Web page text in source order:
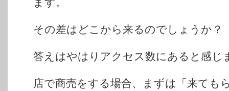
ます。
その差はどこから来るのでしょうか？
答えはやはりアクセス数にあると感じ
店で商売をする場合、まずは「来ても